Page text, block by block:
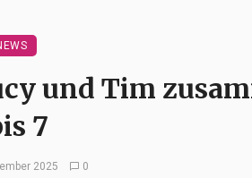
und Tim
7
2025 0